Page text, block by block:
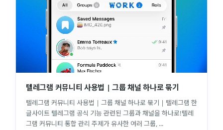
텔레그램 커뮤니티 사용법 | 그룹 채널 하나로 묶기
텔레그램 커뮤니티 사용법 | 그룹 채널 하나로 묶기 | 텔레그램 한
글사이트 텔레그램 공식 기능 관련된 그룹과 채널을 하나로!텔레
그램 커뮤니티 통합 관리 주제가 유사한 여러 그룹, ...